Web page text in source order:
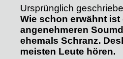
Ursprünglich
Wie schon erwähnt
angenehmeren
ehemals Schranz.
meisten Leute hören.